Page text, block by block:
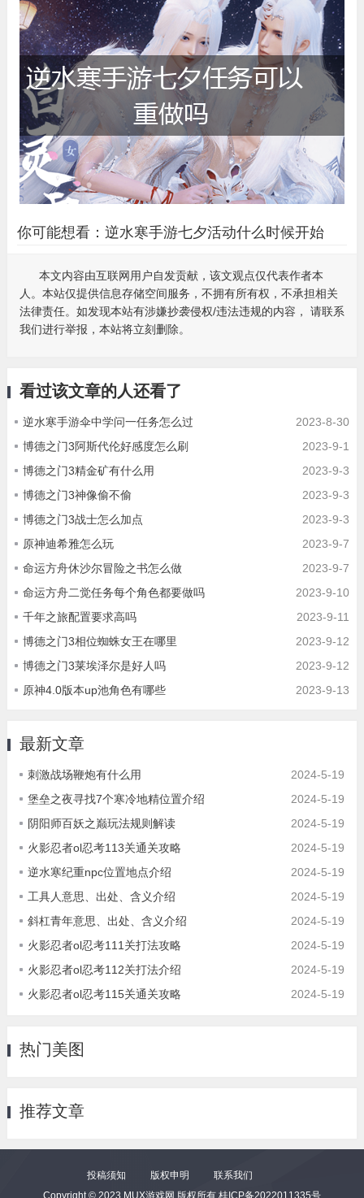
你可能想看： 逆水寒手游七夕活动什么时候开始
本文内容由互联网用户自发贡献，该文观点仅代表作者本
人。本站仅提供信息存储空间服务，不拥有所有权，不承担相关
法律责任。如发现本站有涉嫌抄袭侵权/违法违规的内容， 请联系
我们进行举报，本站将立刻删除。
看过该文章的人还看了
2023-8-30
逆水寒手游伞中学问一任务怎么过
2023-9-1
博德之门3阿斯代伦好感度怎么刷
2023-9-3
博德之门3精金矿有什么用
2023-9-3
博德之门3神像偷不偷
2023-9-3
博德之门3战士怎么加点
2023-9-7
原神迪希雅怎么玩
2023-9-7
命运方舟休沙尔冒险之书怎么做
2023-9-10
命运方舟二觉任务每个角色都要做吗
2023-9-11
千年之旅配置要求高吗
2023-9-12
博德之门3相位蜘蛛女王在哪里
2023-9-12
博德之门3莱埃泽尔是好人吗
2023-9-13
原神4.0版本up池角色有哪些
最新文章
2024-5-19
刺激战场鞭炮有什么用
2024-5-19
堡垒之夜寻找7个寒冷地精位置介绍
2024-5-19
阴阳师百妖之巅玩法规则解读
2024-5-19
火影忍者ol忍考113关通关攻略
2024-5-19
逆水寒纪重npc位置地点介绍
2024-5-19
工具人意思、出处、含义介绍
2024-5-19
斜杠青年意思、出处、含义介绍
2024-5-19
火影忍者ol忍考111关打法攻略
2024-5-19
火影忍者ol忍考112关打法介绍
2024-5-19
火影忍者ol忍考115关通关攻略
热门美图
推荐文章
投稿须知 版权申明
联系我们
Copyright © 2023 MUX游戏网 版权所有 桂ICP备2022011335号